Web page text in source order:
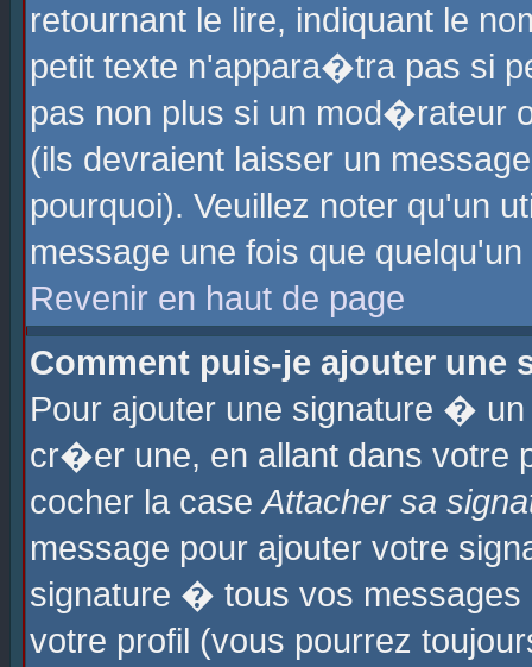
retournant le lire, indiquant le
petit texte n'appara�tra pas si
pas non plus si un mod�rateur
(ils devraient laisser un
pourquoi). Veuillez noter qu'un
message une fois que
Revenir en haut de page
Comment puis-je ajouter une
Pour ajouter une signature �
cr�er une, en allant dans
cocher la caseAttacher sa
message pour ajouter votre
signature � tous vos
votre profil (vous pourrez